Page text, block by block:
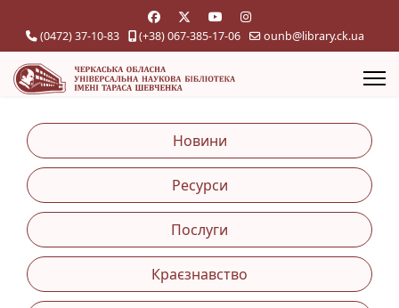
(0472) 37-10-83 (+38) 067-385-17-06 ounb@library.ck.ua
Новини
Ресурси
Послуги
Краєзнавство